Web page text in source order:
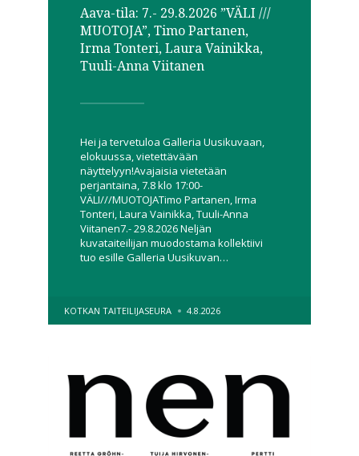
Aava-tila: 7.- 29.8.2026 ”VÄLI ///
MUOTOJA”, Timo Partanen,
Irma Tonteri, Laura Vainikka,
Tuuli-Anna Viitanen
Hei ja tervetuloa Galleria Uusikuvaan,
elokuussa, vietettävään
näyttelyyn!Avajaisia vietetään
perjantaina, 7.8 klo 17:00-
VÄLI///MUOTOJATimo Partanen, Irma
Tonteri, Laura Vainikka, Tuuli-Anna
Viitanen7.- 29.8.2026 Neljän
kuvataiteilijan muodostama kollektiivi
tuo esille Galleria Uusikuvan…
POSTED
KOTKAN TAITEILIJASEURA 4.8.2026